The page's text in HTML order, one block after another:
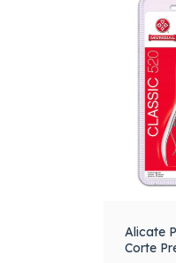
Alicate
Corte